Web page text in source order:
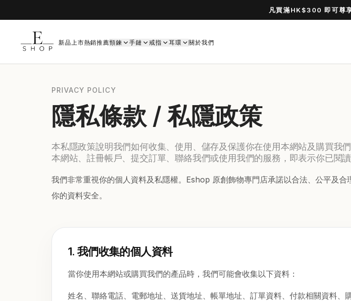
凡買滿HK$300 即可尊
新品上市熱銷推薦頸鍊 手鏈 戒指 耳環 關於我們
PRIVACY POLICY
隱私條款 / 私隱政策
本私隱政策說明我們如何收集、使用、儲存及保護你在使用本網站及購買我
本網站、註冊帳戶、提交訂單、聯絡我們或使用我們的服務，即表示你已閱
我們非常重視你的個人資料及私隱權。Eshop 原創飾物專門店承諾以合法、公平及
你的資料安全。
1. 我們收集的個人資料
當你使用本網站或購買我們的產品時，我們可能會收集以下資料：
姓名、聯絡電話、電郵地址、送貨地址、帳單地址、訂單資料、付款相關資料